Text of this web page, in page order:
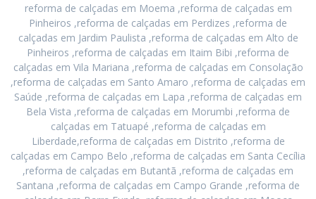
reforma de calçadas em Moema ,reforma de calçadas em
Pinheiros ,reforma de calçadas em Perdizes ,reforma de
calçadas em Jardim Paulista ,reforma de calçadas em Alto de
Pinheiros ,reforma de calçadas em Itaim Bibi ,reforma de
calçadas em Vila Mariana ,reforma de calçadas em Consolação
,reforma de calçadas em Santo Amaro ,reforma de calçadas em
Saúde ,reforma de calçadas em Lapa ,reforma de calçadas em
Bela Vista ,reforma de calçadas em Morumbi ,reforma de
calçadas em Tatuapé ,reforma de calçadas em
Liberdade,reforma de calçadas em Distrito ,reforma de
calçadas em Campo Belo ,reforma de calçadas em Santa Cecília
,reforma de calçadas em Butantã ,reforma de calçadas em
Santana ,reforma de calçadas em Campo Grande ,reforma de